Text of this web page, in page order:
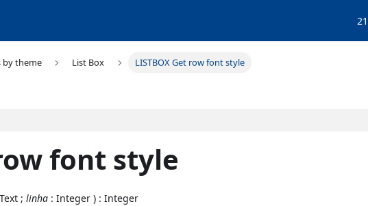
by theme List Box LISTBOX Get row font style
font style
;linha : Integer ) : Integer